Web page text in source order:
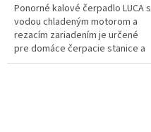
Ponorné kalové čerpadlo LUCA s
vodou chladeným motorom a
rezacím zariadením je určené
pre domáce čerpacie stanice a
tlakové kanalizácie. Všetky